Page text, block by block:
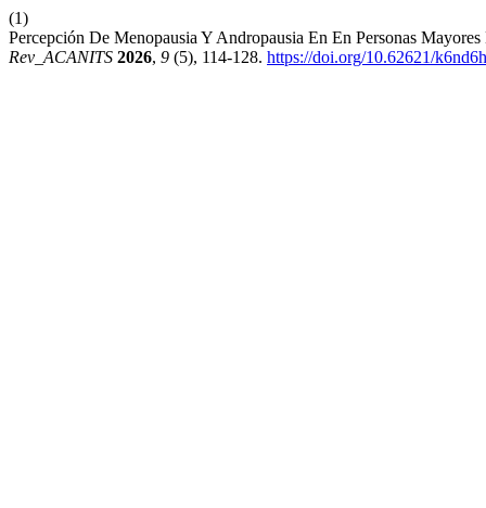
(1)
Percepción De Menopausia Y Andropausia En En Personas
Rev_ACANITS 2026, 9 (5), 114-128. https://doi.org/10.62621/